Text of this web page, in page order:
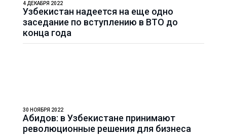
Узбекистан надеется на еще одно
заседание по вступлению в ВТО до
конца года
4 ДЕКАБРЯ 2022
Абидов: в Узбекистане принимают
революционные решения для бизнеса
30 НОЯБРЯ 2022